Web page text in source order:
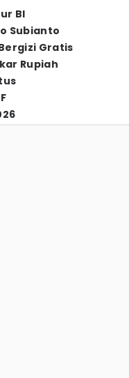
BI
Subianto
Gratis
Rupiah